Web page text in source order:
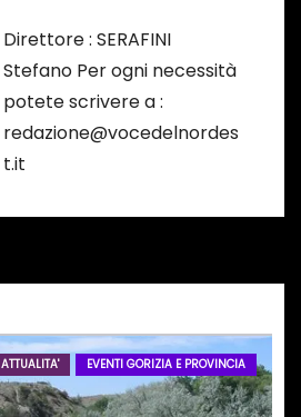
Direttore : SERAFINI
Stefano Per ogni necessità
potete scrivere a :
redazione@vocedelnordes
t.it
ATTUALITA' EVENTI GORIZIA E PROVINCIA